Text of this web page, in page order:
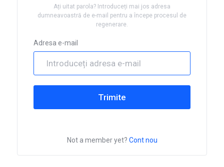
Ați uitat parola? Introduceți mai jos adresa
dumneavoastră de e-mail pentru a începe procesul de
regenerare.
Adresa e-mail
Trimite
Not a member yet? Cont nou